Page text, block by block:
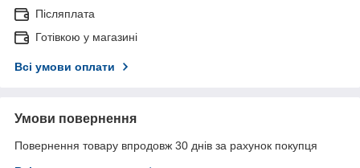
Післяплата
Готівкою у магазині
Всі умови оплати
Умови повернення
Повернення товару впродовж 30 днів за рахунок покупця